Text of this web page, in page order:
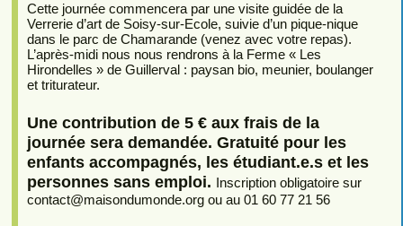
Cette journée commencera par une visite guidée de la
Verrerie d’art de Soisy-sur-Ecole, suivie d’un pique-nique
dans le parc de Chamarande (venez avec votre repas).
L’après-midi nous nous rendrons à la Ferme « Les
Hirondelles » de Guillerval : paysan bio, meunier, boulanger
et triturateur.
Une contribution de 5 € aux frais de la
journée sera demandée. Gratuité pour les
enfants accompagnés, les étudiant.e.s et les
personnes sans emploi. Inscription obligatoire sur
contact@maisondumonde.org ou au 01 60 77 21 56